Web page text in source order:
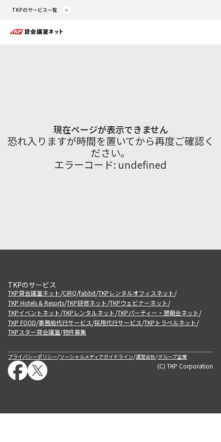
TKPのサービス一覧
現在ページが表示できません
恐れ入りますが時間を置いてから再度ご確認く
ださい。
エラーコード: undefined
TKPのサービス
TKP貸会議室ネット/CIRQ/fabbit/TKPレンタルオフィスネット/
TKP Hotels & Resorts/TKP研修ネット/TKPウェビナーネット/
TKPイベントネット/TKPレンタルネット/TKPパーティー・懇親会ネット/
TKP FOOD/事務局代行サービス/採用代行サービス/TKPトラベルネット/
TKPスター貸会議室/物件募集
プライバシーポリシー/ソーシャルメディアガイドライン/運営会社/グループ企業
(C) TKP Corporation